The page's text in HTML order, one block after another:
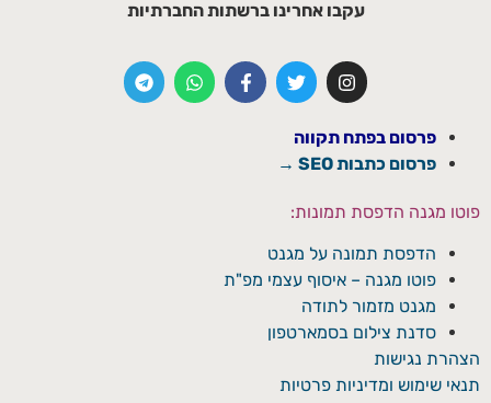
עקבו אחרינו ברשתות החברתיות
פרסום בפתח תקווה
פרסום כתבות SEO →
פוטו מגנה הדפסת תמונות:
הדפסת תמונה על מגנט
פוטו מגנה – איסוף עצמי מפ"ת
מגנט מזמור לתודה
סדנת צילום בסמארטפון
הצהרת נגישות
תנאי שימוש ומדיניות פרטיות